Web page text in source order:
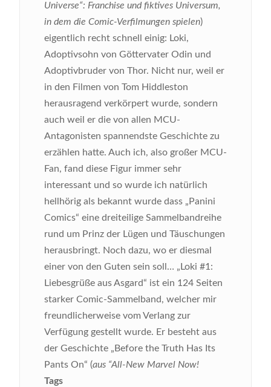
Universe“: Franchise und fiktives Universum,
in dem die Comic-Verfilmungen spielen)
eigentlich recht schnell einig: Loki,
Adoptivsohn von Göttervater Odin und
Adoptivbruder von Thor. Nicht nur, weil er
in den Filmen von Tom Hiddleston
herausragend verkörpert wurde, sondern
auch weil er die von allen MCU-
Antagonisten spannendste Geschichte zu
erzählen hatte. Auch ich, also großer MCU-
Fan, fand diese Figur immer sehr
interessant und so wurde ich natürlich
hellhörig als bekannt wurde dass „Panini
Comics“ eine dreiteilige Sammelbandreihe
rund um Prinz der Lügen und Täuschungen
herausbringt. Noch dazu, wo er diesmal
einer von den Guten sein soll… „Loki #1:
Liebesgrüße aus Asgard“ ist ein 124 Seiten
starker Comic-Sammelband, welcher mir
freundlicherweise vom Verlang zur
Verfügung gestellt wurde. Er besteht aus
der Geschichte „Before the Truth Has Its
Pants On“ (aus “All-New Marvel Now!
Tags